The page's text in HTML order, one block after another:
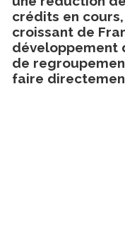
crédits en
croissant de
développement
de
faire